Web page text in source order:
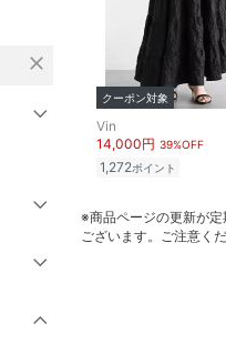
close
クーポン対象
Vin
14,000円 39%OFF
1,272ポイント
※商品ページの更新が
ございます。ご注意くだ